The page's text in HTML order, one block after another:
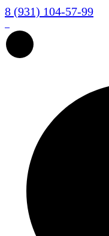
8 (931) 104-57-99